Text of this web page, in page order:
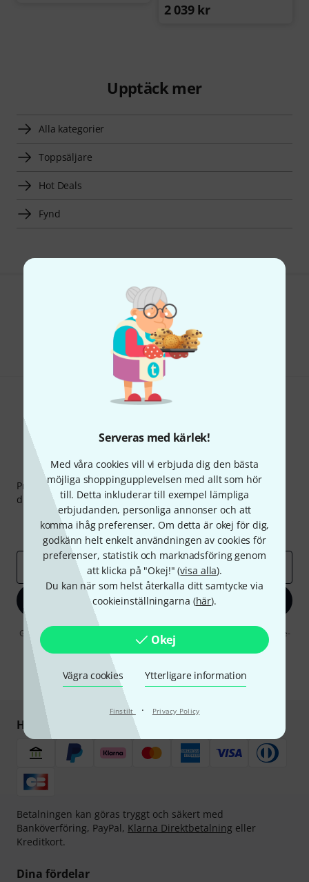
Serveras med kärlek!
Med våra cookies vill vi erbjuda dig den bästa
möjliga shoppingupplevelsen med allt som hör
till. Detta inkluderar till exempel lämpliga
erbjudanden, personliga annonser och att
komma ihåg preferenser. Om detta är okej för dig,
godkänn helt enkelt användningen av cookies för
preferenser, statistik och marknadsföring genom
att klicka på "Okej!" (visa alla).
Du kan när som helst återkalla ditt samtycke via
cookieinställningarna (här).
Okej
Vägra cookies Ytterligare information
Finstilt · Privacy Policy
2 039 kr
Upptäck mer
Alla kategorier
Toppsäljare
Hot Deals
Fynd
Gillar du vad du ser?
Dela Hjälp & Feedback
Thomann nyhetsbrev
Prenumererar på Thomanns Nyhetsbrev på engelska och
du kan med lite tur vinna en 50 kupongvärd50 €!
Inspirerande inlägg
Erbjudanden
Thomann Insikter
E-postadress *
Registrera dig nu
Genom att klicka på "Registrera dig nu" samtycker jag till att ta emot e-
postreklam. Avregistrering är möjlig när som helst. Du finner mer
information om nyhetsbrevet i vårsekretesspolicy.
* Nödvändig
Handla och betala säkert
Betalningen kan göras tryggt och säkert med
Banköverföring, PayPal, Klarna Direktbetalning eller
Kreditkort.
Dina fördelar